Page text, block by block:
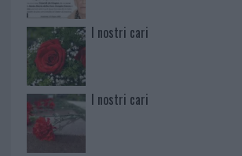
I nostri cari
I nostri cari